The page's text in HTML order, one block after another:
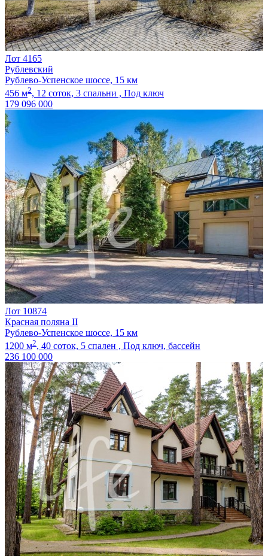
Лот 4165
Рублевский
Рублево-Успенское шоссе, 15 км
456 м2, 12 соток, 3 спальни , Под ключ
179 096 000
Лот 10874
Красная поляна II
Рублево-Успенское шоссе, 15 км
1200 м2, 40 соток, 5 спален , Под ключ, бассейн
236 100 000